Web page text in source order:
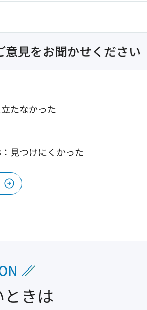
見をお聞かせください
たなかった
見つけにくかった
きは